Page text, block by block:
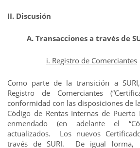
II. Discusión
A. Transacciones a través de
i. Registro de Comerciantes
Como parte de la transición a
Registro de Comerciantes
conformidad con las disposiciones de
Código de Rentas Internas de Puerto
enmendado (en adelante el
actualizados. Los nuevos
través de SURI. De igual forma,